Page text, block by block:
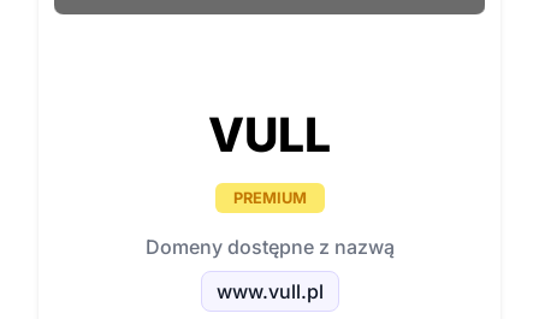
VULL
PREMIUM
Domeny dostępne z nazwą
www.vull.pl